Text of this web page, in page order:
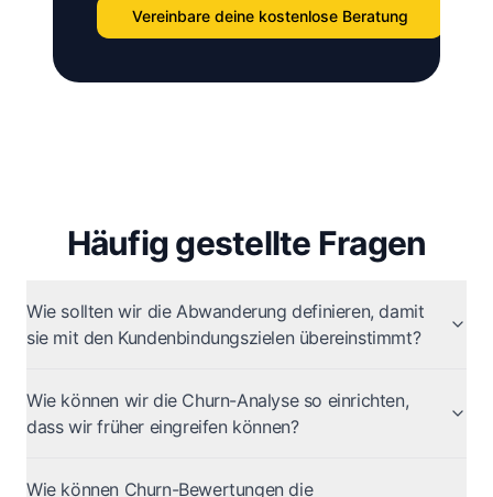
Vereinbare deine kostenlose Beratung
Häufig gestellte Fragen
Wie sollten wir die Abwanderung definieren, damit
sie mit den Kundenbindungszielen übereinstimmt?
Wie können wir die Churn-Analyse so einrichten,
dass wir früher eingreifen können?
Wie können Churn-Bewertungen die